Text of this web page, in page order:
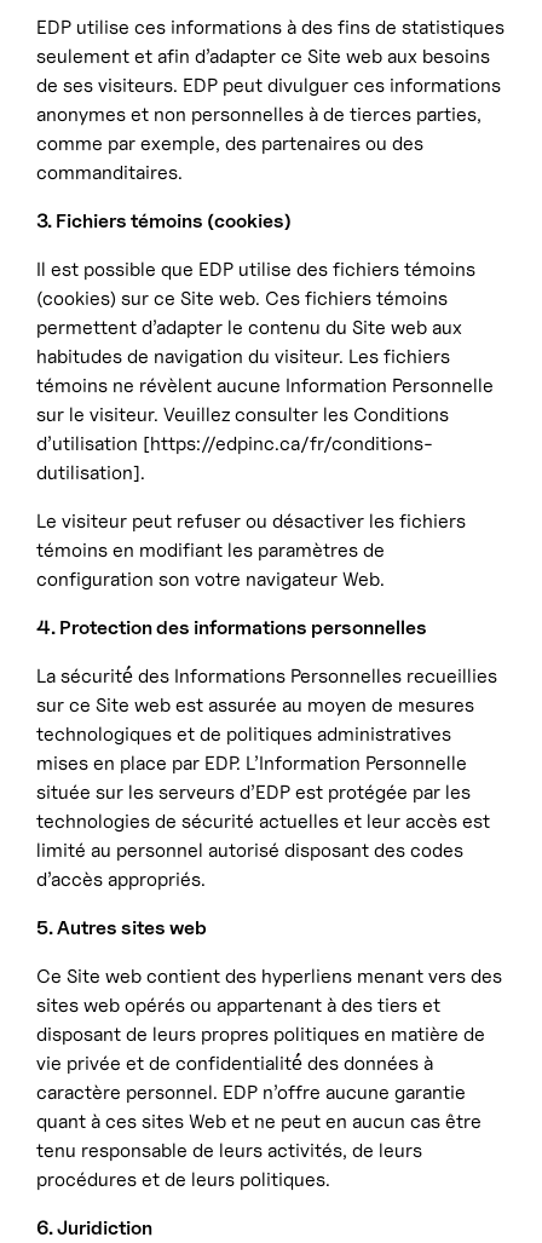
EDP utilise ces informations à des fins de statistiques
seulement et afin d’adapter ce Site web aux besoins
de ses visiteurs. EDP peut divulguer ces informations
anonymes et non personnelles à de tierces parties,
comme par exemple, des partenaires ou des
commanditaires.
3. Fichiers témoins (cookies)
Il est possible que EDP utilise des fichiers témoins
(cookies) sur ce Site web. Ces fichiers témoins
permettent d’adapter le contenu du Site web aux
habitudes de navigation du visiteur. Les fichiers
témoins ne révèlent aucune Information Personnelle
sur le visiteur. Veuillez consulter les Conditions
d’utilisation [https://edpinc.ca/fr/conditions-
dutilisation].
Le visiteur peut refuser ou désactiver les fichiers
témoins en modifiant les paramètres de
configuration son votre navigateur Web.
4. Protection des informations personnelles
La sécurité́ des Informations Personnelles recueillies
sur ce Site web est assurée au moyen de mesures
technologiques et de politiques administratives
mises en place par EDP. L’Information Personnelle
située sur les serveurs d’EDP est protégée par les
technologies de sécurité actuelles et leur accès est
limité au personnel autorisé disposant des codes
d’accès appropriés.
5. Autres sites web
Ce Site web contient des hyperliens menant vers des
sites web opérés ou appartenant à des tiers et
disposant de leurs propres politiques en matière de
vie privée et de confidentialité́ des données à
caractère personnel. EDP n’offre aucune garantie
quant à ces sites Web et ne peut en aucun cas être
tenu responsable de leurs activités, de leurs
procédures et de leurs politiques.
6. Juridiction